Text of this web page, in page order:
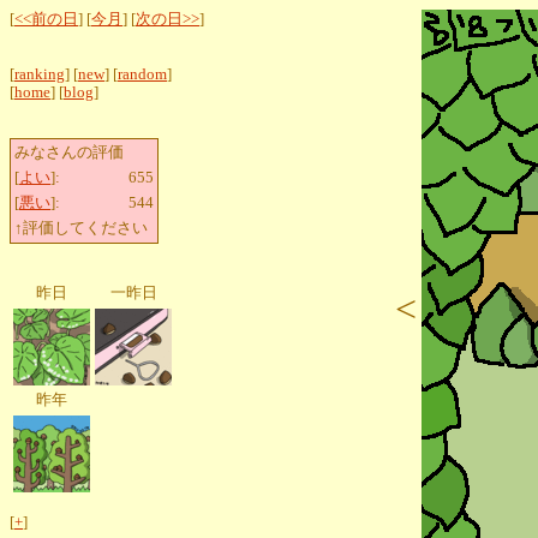
[<<前の日 ] [今月 ] [次の日>>]
[ranking] [new] [random]
[home] [blog]
みなさんの評価
[よい]:
655
[悪い]:
544
↑評価してください
昨日 一昨日
昨年
[+]
<